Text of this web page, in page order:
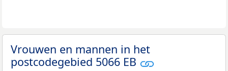
Vrouwen en mannen in het
postcodegebied 5066 EB